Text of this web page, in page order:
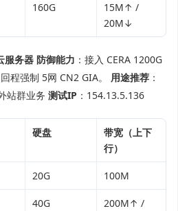
160G
15M↑ /
20M↓
服务器 防御能力 ：接入 CERA 1200G
程强制 5网 CN2 GIA。 用途推荐 ：
站群业务 测试IP ：154.13.5.136
硬盘
带宽（上下
行）
20G 100M
40G
200M↑ /